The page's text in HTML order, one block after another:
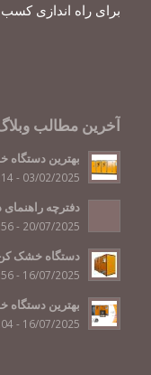
برای راه اندازی
آخرین مطالب
بهترین
03/02/2025 - 01:14
دفترچه راهنمای
20/07/2025 - 12:56
دستگاه خشک
16/07/2025 - 05:56
بهترین
16/07/2025 - 04:04